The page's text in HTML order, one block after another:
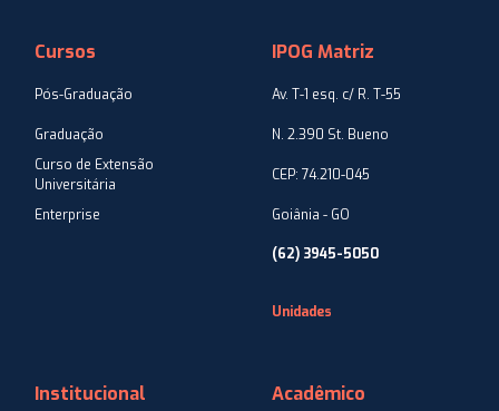
Cursos
Pós-Graduação
Graduação
Curso de Extensão
Universitária
Enterprise
Institucional Acadêmico
IPOG Matriz
Av. T-1 esq. c/ R. T-55
N. 2.390 St. Bueno
CEP: 74.210-045
Goiânia - GO
(62) 3945-5050
Unidades